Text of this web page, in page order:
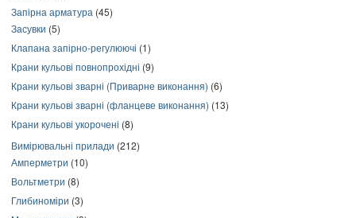
Запірна арматура (45)
Засувки (5)
Клапана запірно-регулюючі (1)
Крани кульові повнопрохідні (9)
Крани кульові зварні (Приварне виконання) (6)
Крани кульові зварні (фланцеве виконання) (13)
Крани кульові укорочені (8)
Вимірювальні прилади (212)
Амперметри (10)
Вольтметри (8)
Глибиноміри (3)